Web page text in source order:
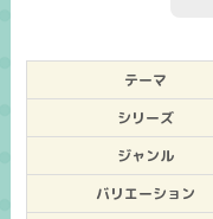
テーマ
シリーズ
ジャンル
バリエーション